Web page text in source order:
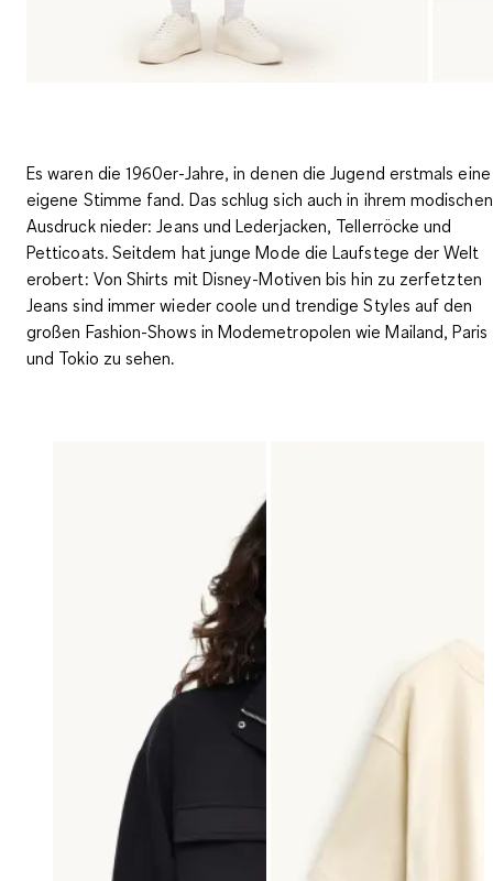
Es waren die 1960er-Jahre, in denen die Jugend erstmals eine
eigene Stimme fand. Das schlug sich auch in ihrem modischen
Ausdruck nieder: Jeans und Lederjacken, Tellerröcke und
Petticoats. Seitdem hat junge Mode die Laufstege der Welt
erobert: VonShirts mit Disney-Motiven bis hin zu zerfetzten
Jeans sind immer wieder coole und trendige Styles auf den
großen Fashion-Shows in Modemetropolen wie Mailand, Paris
und Tokio zu sehen.